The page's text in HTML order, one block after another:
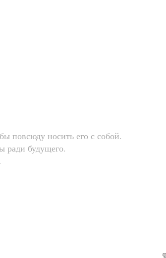
повсюду носить его с собой.
ради будущего.